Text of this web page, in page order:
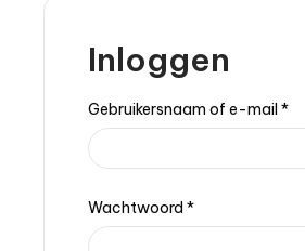
Inloggen
Gebruikersnaam of e-mail*
Wachtwoord *